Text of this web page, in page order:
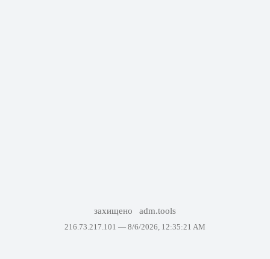
захищено adm.tools
216.73.217.101 — 8/6/2026, 12:35:21 AM